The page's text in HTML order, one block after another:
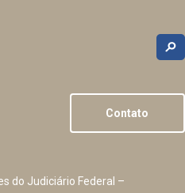
Contato
do Judiciário Federal –